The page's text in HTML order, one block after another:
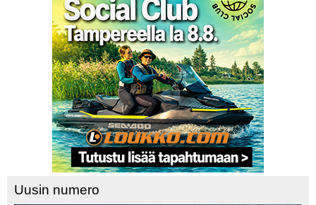
ASIAKASPALVELU JA
OHJEET
MEDIATIEDOT
YHTEYSTIEDOT
Uusin numero